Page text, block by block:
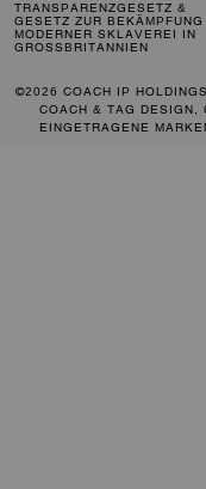
TRANSPARENZGESETZ &
GESETZ ZUR BEKÄMPFUNG
MODERNER SKLAVEREI IN
GROSSBRITANNIEN
©2026 COACH IP
COACH & TAG DESIGN,
EINGETRAGENE